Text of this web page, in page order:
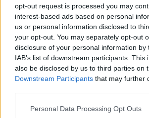
opt-out request is processed you may
interest-based ads based on personal
us or personal information disclosed to
your opt-out. You may separately opt-out
disclosure of your personal information by
IAB’s list of downstream participants. This
also be disclosed by us to third parties on
Downstream Participants that may further
Please note that this website/app uses
Personal Data Processing Opt Outs
13 órája
Sajtó: Az Aston Martintól érkezik
Bullhoz?